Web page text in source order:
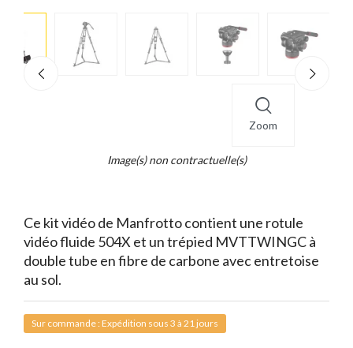
Zoom
Image(s) non contractuelle(s)
Ce kit vidéo de Manfrotto contient une rotule
vidéo fluide 504X et un trépied MVTTWINGC à
double tube en fibre de carbone avec entretoise
au sol.
Sur commande : Expédition sous 3 à 21 jours